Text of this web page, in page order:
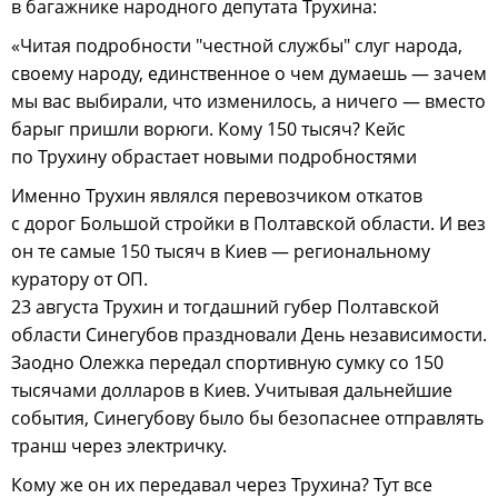
в багажнике народного депутата Трухина:
«Читая подробности "честной службы" слуг народа,
своему народу, единственное о чем думаешь — зачем
мы вас выбирали, что изменилось, а ничего — вместо
барыг пришли ворюги. Кому 150 тысяч? Кейс
по Трухину обрастает новыми подробностями
Именно Трухин являлся перевозчиком откатов
с дорог Большой стройки в Полтавской области. И вез
он те самые 150 тысяч в Киев — региональному
куратору от ОП.
23 августа Трухин и тогдашний губер Полтавской
области Синегубов праздновали День независимости.
Заодно Олежка передал спортивную сумку со 150
тысячами долларов в Киев. Учитывая дальнейшие
события, Синегубову было бы безопаснее отправлять
транш через электричку.
Кому же он их передавал через Трухина? Тут все